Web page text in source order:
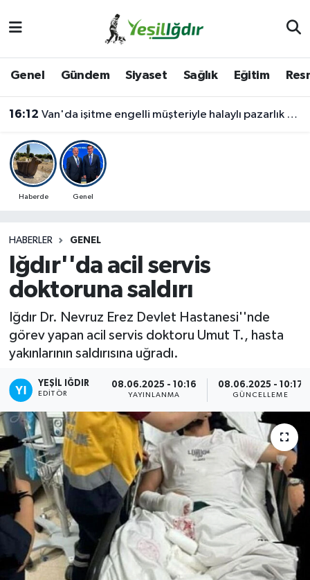
Genel Gündem Siyaset Sağlık Eğitim
16:12 Van'da işitme engelli müşteriyle halaylı pazarlık gülümsetti
Haberde Genel
HABERLER GENEL
Iğdır''da acil servis
doktoruna saldırı
Iğdır Dr. Nevruz Erez Devlet Hastanesi''nde
görev yapan acil servis doktoru Umut T., hasta
yakınlarının saldırısına uğradı.
YEŞIL IĞDIR
EDITÖR
08.06.2025 - 10:16
YAYINLANMA
08.06.2025 - 10:17
GÜNCELLEME
İğdir Namaz Vakitleri
Iğdır Trafik Yoğunluk Haritası
Süper Lig Puan Durumu ve Fikstür
Son Dakika Haberleri
Haber Arşivi